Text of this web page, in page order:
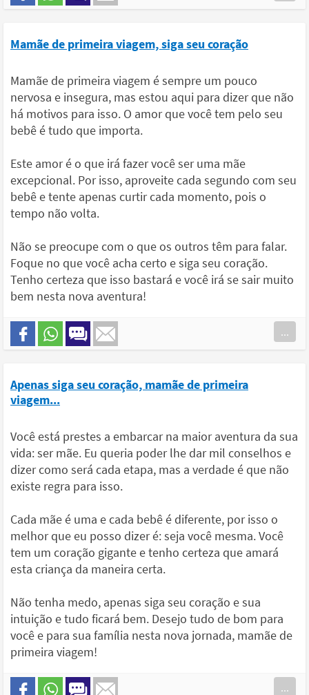
Mamãe de primeira viagem, siga seu coração
Mamãe de primeira viagem é sempre um pouco
nervosa e insegura, mas estou aqui para dizer que não
há motivos para isso. O amor que você tem pelo seu
bebê é tudo que importa.
Este amor é o que irá fazer você ser uma mãe
excepcional. Por isso, aproveite cada segundo com seu
bebê e tente apenas curtir cada momento, pois o
tempo não volta.
Não se preocupe com o que os outros têm para falar.
Foque no que você acha certo e siga seu coração.
Tenho certeza que isso bastará e você irá se sair muito
bem nesta nova aventura!
...
Apenas siga seu coração, mamãe de primeira
viagem...
Você está prestes a embarcar na maior aventura da sua
vida: ser mãe. Eu queria poder lhe dar mil conselhos e
dizer como será cada etapa, mas a verdade é que não
existe regra para isso.
Cada mãe é uma e cada bebê é diferente, por isso o
melhor que eu posso dizer é: seja você mesma. Você
tem um coração gigante e tenho certeza que amará
esta criança da maneira certa.
Não tenha medo, apenas siga seu coração e sua
intuição e tudo ficará bem. Desejo tudo de bom para
você e para sua família nesta nova jornada, mamãe de
primeira viagem!
...